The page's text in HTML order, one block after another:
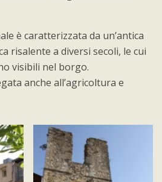
è caratterizzata da un’antica
risalente a diversi secoli, le cui
visibili nel borgo.
anche all’agricoltura e